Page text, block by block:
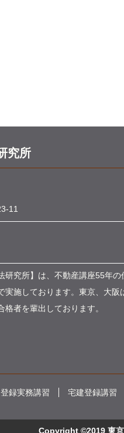
究所
11
研究所】は、不動産講座55年
実施しております。東京、大
者を輩出しております。
録実務講習 宅建登録講習
Copyright ©2019 東京/